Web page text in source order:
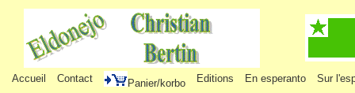
Accueil Contact Panier/korbo Editions En esperanto Sur